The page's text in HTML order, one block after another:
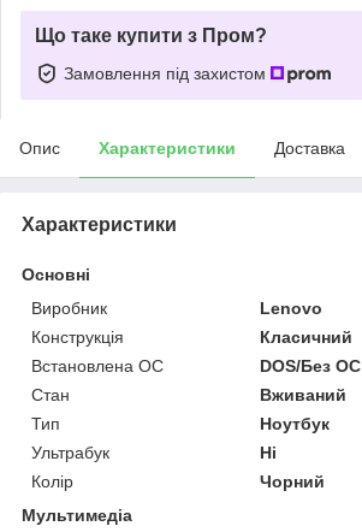
Що таке купити з Пром?
Замовлення під захистом
Опис Характеристики Доставка
Характеристики
Основні
Виробник
Lenovo
Конструкція
Класичний
Встановлена ОС
DOS/Без ОС
Стан
Вживаний
Тип
Ноутбук
Ультрабук
Ні
Колір
Чорний
Мультимедіа